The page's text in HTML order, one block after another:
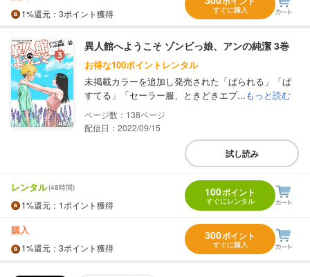
1%還元 ：3ポイント獲得 すぐに購入
異人館へようこそ ゾンビっ娘、アンの純潔 3巻
お得な100ポイントレンタル
未掲載カラーを追加し発売された「ぱられる」「ぱ
すてる」「セーラー服、ときどきエプ...もっと読む
138
配信日：2022/09/15
試し読み
レンタル(48時間)
1%還元 ：1ポイント獲得
100ポイント
すぐにレンタル
購入
1%還元 ：3ポイント獲得
300ポイント
すぐに購入